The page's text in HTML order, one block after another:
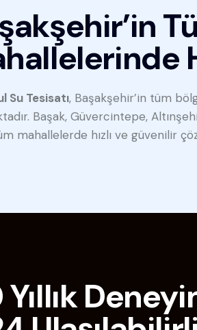
Su Tesisatı, Başakşehir’in tüm
Başak, Güvercintepe,
mahallelerde hızlı ve güvenilir